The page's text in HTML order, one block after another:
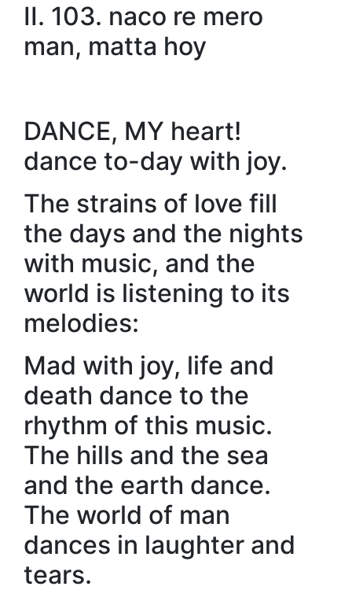
II. 103. naco re mero
man, matta hoy
DANCE, MY heart!
dance to-day with joy.
The strains of love fill
the days and the nights
with music, and the
world is listening to its
melodies:
Mad with joy, life and
death dance to the
rhythm of this music.
The hills and the sea
and the earth dance.
The world of man
dances in laughter and
tears.